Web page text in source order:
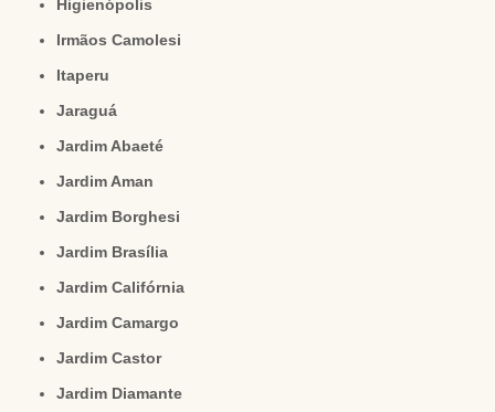
Higienópolis
Irmãos Camolesi
Itaperu
Jaraguá
Jardim Abaeté
Jardim Aman
Jardim Borghesi
Jardim Brasília
Jardim Califórnia
Jardim Camargo
Jardim Castor
Jardim Diamante